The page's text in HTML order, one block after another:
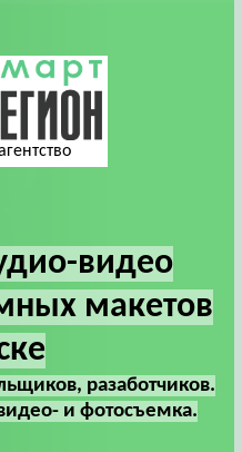
видео
макетов
разаботчиков.
и фотосъемка.